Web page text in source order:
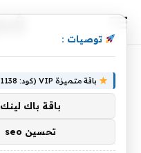
توصيات :
باقة متميزة VIP (كود: AA11138):
باقة باك لينك
تحسين seo